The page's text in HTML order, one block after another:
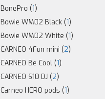
BonePro (1)
Bowie WM02 Black (1)
Bowie WM02 White (1)
CARNEO 4Fun mini (2)
CARNEO Be Cool (1)
CARNEO S10 DJ (2)
Carneo HERO pods (1)